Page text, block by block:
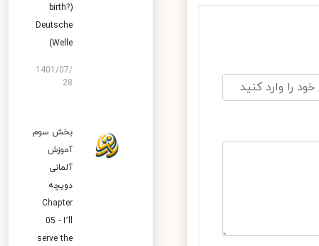
birth?)
Deutsche
Welle)
1401/07/
28
بخش سوم
آموزش
آلمانی
دویچه
Chapter
05 - I’ll
serve the